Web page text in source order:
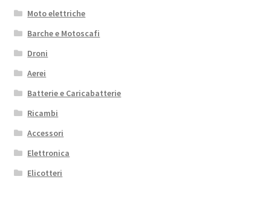
Moto elettriche
Barche e Motoscafi
Droni
Aerei
Batterie e Caricabatterie
Ricambi
Accessori
Elettronica
Elicotteri